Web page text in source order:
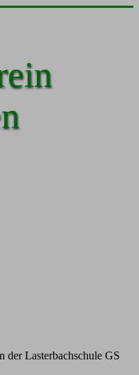
der Lasterbachschule GS